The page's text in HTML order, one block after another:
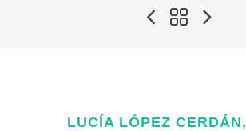
LUCÍA LÓPEZ CERDÁN,